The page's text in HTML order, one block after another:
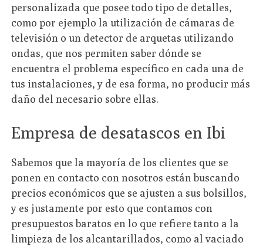
personalizada que posee todo tipo de detalles,
como por ejemplo la utilización de cámaras de
televisión o un detector de arquetas utilizando
ondas, que nos permiten saber dónde se
encuentra el problema específico en cada una de
tus instalaciones, y de esa forma, no producir más
daño del necesario sobre ellas.
Empresa de desatascos en Ibi
Sabemos que la mayoría de los clientes que se
ponen en contacto con nosotros están buscando
precios económicos que se ajusten a sus bolsillos,
y es justamente por esto que contamos con
presupuestos baratos en lo que refiere tanto a la
limpieza de los alcantarillados, como al vaciado